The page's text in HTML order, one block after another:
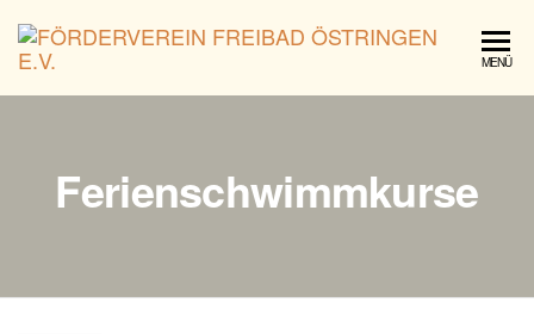
e.V.
MENÜ
Ferienschwimmkurse